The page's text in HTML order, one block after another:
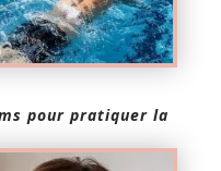
pour pratiquer la